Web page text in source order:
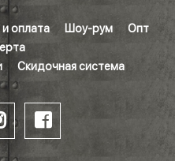
оплата Шоу-рум
Опт
Скидочная система